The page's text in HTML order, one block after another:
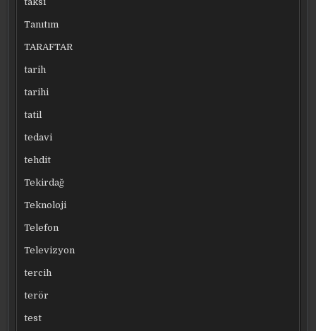
Tanıtım
TARAFTAR
tarih
tarihi
tatil
tedavi
tehdit
Tekirdağ
Teknoloji
Telefon
Televizyon
tercih
terör
test